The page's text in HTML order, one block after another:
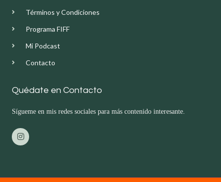
Términos y Condiciones
Programa FIFF
Mi Podcast
Contacto
Quédate en Contacto
Sígueme en mis redes sociales para más contenido interesante.
I
n
s
r